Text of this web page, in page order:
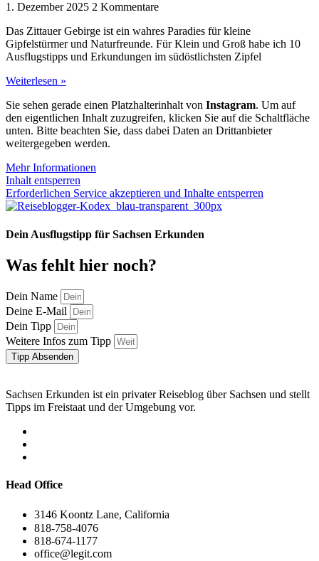
1. Dezember 2025 2 Kommentare
Das Zittauer Gebirge ist ein wahres Paradies für kleine
Gipfelstürmer und Naturfreunde. Für Klein und Groß habe ich 10
Ausflugstipps und Erkundungen im südöstlichsten Zipfel
Weiterlesen »
Sie sehen gerade einen Platzhalterinhalt von Instagram. Um auf
den eigentlichen Inhalt zuzugreifen, klicken Sie auf die Schaltfläche
unten. Bitte beachten Sie, dass dabei Daten an Drittanbieter
weitergegeben werden.
Mehr Informationen
Inhalt entsperren
Erforderlichen Service akzeptieren und Inhalte entsperren
Dein Ausflugstipp für Sachsen Erkunden
Was fehlt hier noch?
Dein Name
Deine E-Mail
Dein Tipp
Weitere Infos zum Tipp
Tipp Absenden
Sachsen Erkunden ist ein privater Reiseblog über Sachsen und stellt
Tipps im Freistaat und der Umgebung vor.
Head Office
3146 Koontz Lane, California
818-758-4076
818-674-1177
office@legit.com